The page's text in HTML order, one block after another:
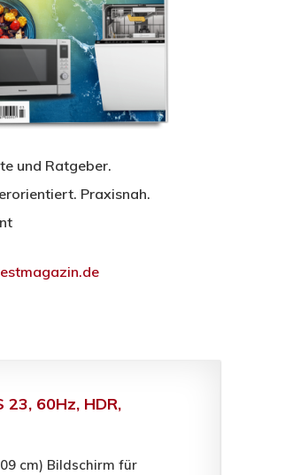
und Ratgeber.
Praxisnah.
60Hz, HDR,
cm) Bildschirm für